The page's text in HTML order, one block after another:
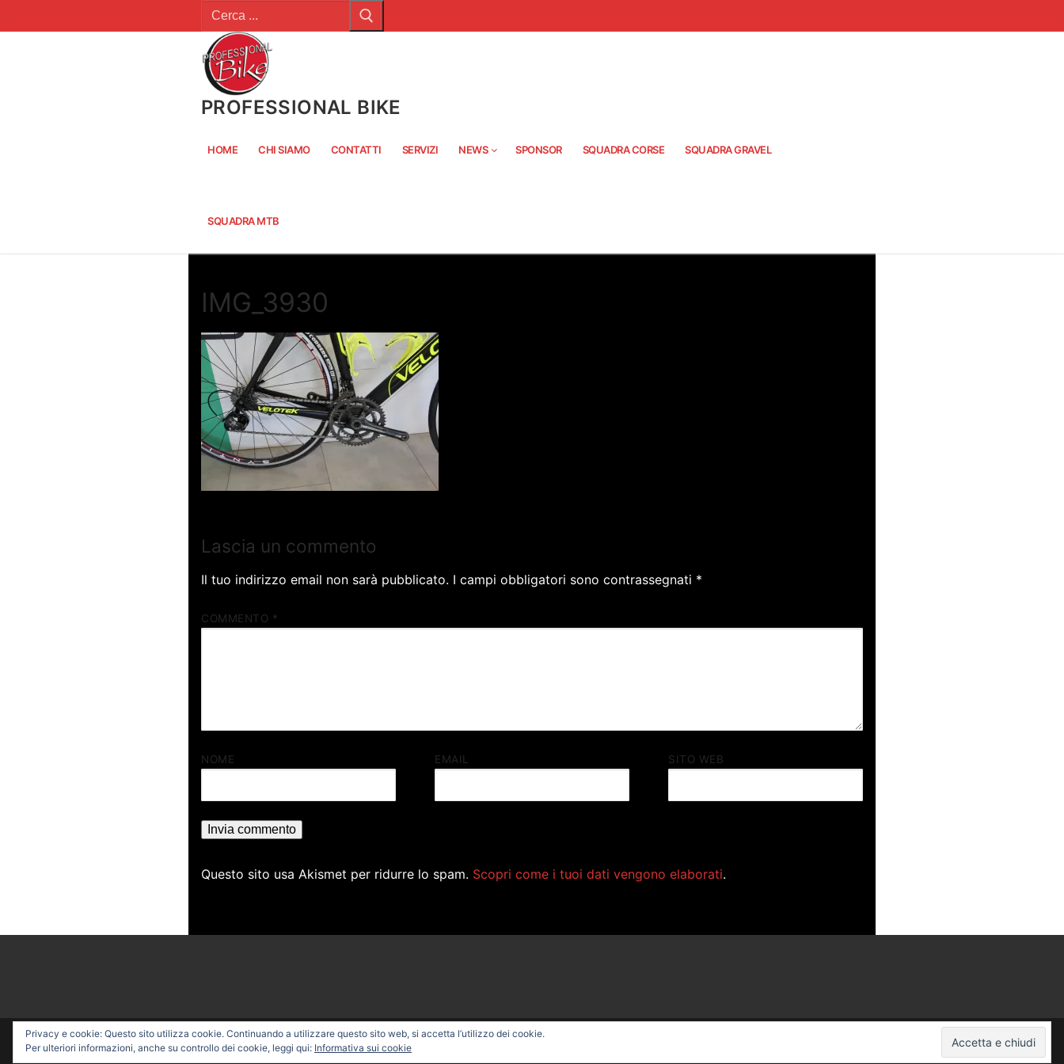
al
PROFESSIONAL BIKE
HOME CHI SIAMO CONTATTI SERVIZI NEWS SPONSOR SQUADRA CORSE SQUADRA GRAVEL
SQUADRA MTB
IMG_3930
Lascia un commento
Il tuo indirizzo email non sarà pubblicato. I campi obbligatori sono contrassegnati *
COMMENTO *
NOME EMAIL SITO WEB
Questo sito usa Akismet per ridurre lo spam. Scopri come i tuoi dati vengono elaborati.
Copyright © 2026 PROFESSIONAL BIKE – Powered by
Privacy e cookie: Questo sito utilizza cookie. Continuando a utilizzare questo sito web, si accetta l’utilizzo dei cookie.
Per ulteriori informazioni, anche su controllo dei cookie, leggi qui: Informativa sui cookie